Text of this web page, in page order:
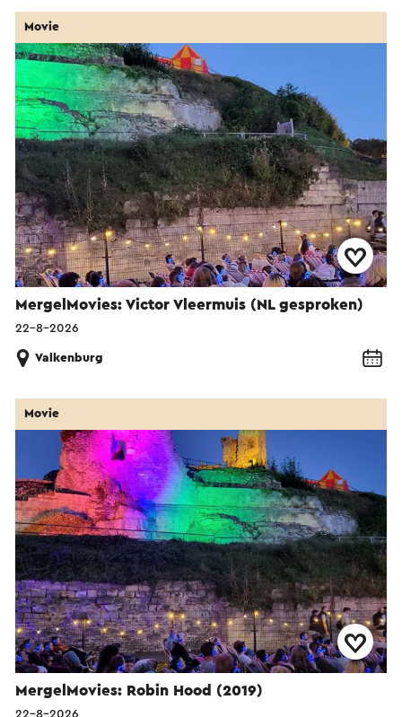
MergelMovies: Victor Vleermuis (NL gesproken)
Movie
22-8-2026
Valkenburg
MergelMovies: Robin Hood (2019)
Movie